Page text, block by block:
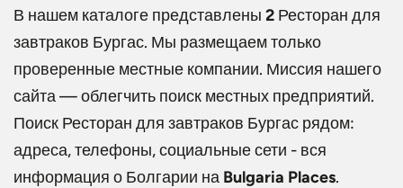
В нашем каталоге представлены 2 Ресторан для
завтраков Бургас. Мы размещаем только
проверенные местные компании. Миссия нашего
сайта — облегчить поиск местных предприятий.
Поиск Ресторан для завтраков Бургас рядом:
адреса, телефоны, социальные сети - вся
информация о Болгарии на Bulgaria Places.